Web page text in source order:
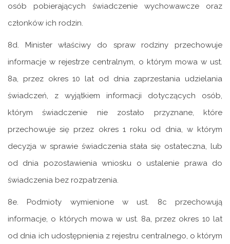
osób pobierających świadczenie wychowawcze oraz
członków ich rodzin.
8d. Minister właściwy do spraw rodziny przechowuje
informacje w rejestrze centralnym, o którym mowa w ust.
8a, przez okres 10 lat od dnia zaprzestania udzielania
świadczeń, z wyjątkiem informacji dotyczących osób,
którym świadczenie nie zostało przyznane, które
przechowuje się przez okres 1 roku od dnia, w którym
decyzja w sprawie świadczenia stała się ostateczna, lub
od dnia pozostawienia wniosku o ustalenie prawa do
świadczenia bez rozpatrzenia.
8e. Podmioty wymienione w ust. 8c przechowują
informacje, o których mowa w ust. 8a, przez okres 10 lat
od dnia ich udostępnienia z rejestru centralnego, o którym